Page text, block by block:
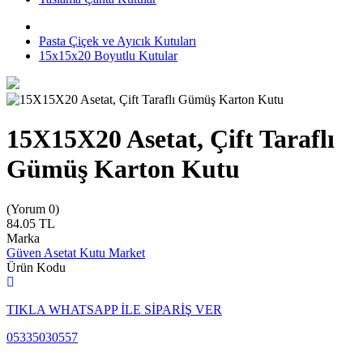
Pasta Çiçek ve Ayıcık Kutuları
15x15x20 Boyutlu Kutular
15X15X20 Asetat, Çift Taraflı
Gümüş Karton Kutu
(Yorum 0)
84.05 TL
Marka
Güven Asetat Kutu Market
Ürün Kodu
TIKLA WHATSAPP İLE SİPARİŞ VER
05335030557